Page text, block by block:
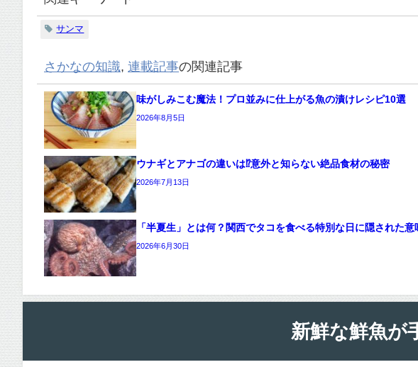
サンマ
さかなの知識, 連載記事の関連記事
味がしみこむ魔法！プロ並みに仕上がる魚の漬けレシピ10選
2026年8月5日
ウナギとアナゴの違いは⁉意外と知らない絶品食材の秘密
2026年7月13日
「半夏生」とは何？関西でタコを食べる特別な日に隠された意
2026年6月30日
新鮮な鮮魚が